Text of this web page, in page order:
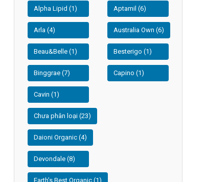
Alpha Lipid (1) Aptamil (6)
Arla (4) Australia Own (6)
Beau&Belle (1) Besterigo (1)
Binggrae (7) Capino (1)
Cavin (1)
Chưa phân loại (23)
Daioni Organic (4)
Devondale (8)
Earth’s Best Organic (1)